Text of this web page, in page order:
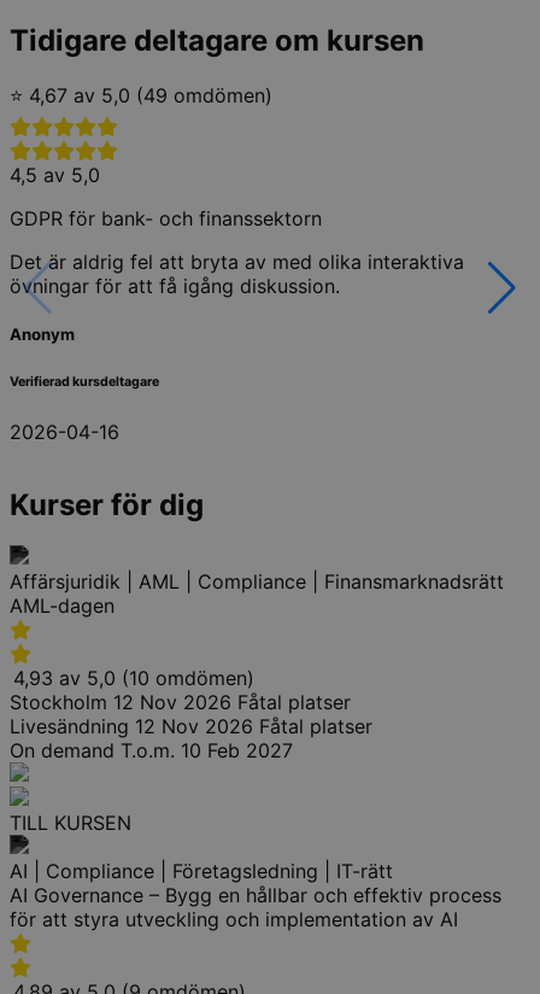
Tidigare deltagare om kursen
⭐ 4,67 av 5,0 (49 omdömen)
4,5 av 5,0
GDPR för bank- och finanssektorn
Det är aldrig fel att bryta av med olika interaktiva
övningar för att få igång diskussion.
Anonym
Verifierad kursdeltagare
2026-04-16
Kurser för dig
Affärsjuridik | AML | Compliance | Finansmarknadsrätt
AML-dagen
4,93 av 5,0 (10 omdömen)
Stockholm 12 Nov 2026 Fåtal platser
Livesändning 12 Nov 2026 Fåtal platser
On demand T.o.m. 10 Feb 2027
TILL KURSEN
AI | Compliance | Företagsledning | IT-rätt
AI Governance – Bygg en hållbar och effektiv process
för att styra utveckling och implementation av AI